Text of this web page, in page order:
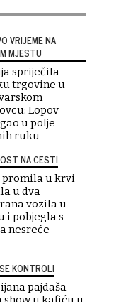
VRIJEME NA
MJESTU
spriječila
trgovine u
Lopov
u polje
ruku
NA CESTI
promila u krvi
u dva
vozila u
i pobjegla s
nesreće
KONTROLI
pajdaša